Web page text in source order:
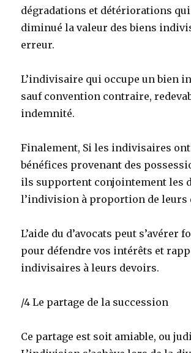
dégradations et détériorations
diminué la valeur des biens
erreur.
L’indivisaire qui occupe un bien
sauf convention contraire,
indemnité.
Finalement, Si les indivisaires
bénéfices provenant des
ils supportent conjointement les
l’indivision à proportion de leurs
L’aide du d’avocats peut s’avérer
pour défendre vos intérêts et
indivisaires à leurs devoirs.
/4 Le partage de la succession
Ce partage est soit amiable, ou